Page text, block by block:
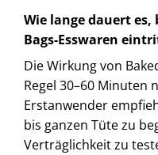
Wie lange dauert es,
Bags-Esswaren
Die Wirkung von
Regel 30–60 Minuten
Erstanwender
bis ganzen Tüte zu
Verträglichkeit zu